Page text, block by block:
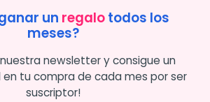
un regalotodos los
meses?
newsletter y consigue un
tu compra de cada mes por ser
suscriptor!